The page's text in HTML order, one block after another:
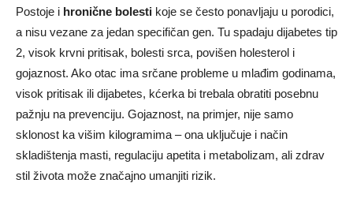
Postoje i hronične bolesti koje se često ponavljaju u porodici,
a nisu vezane za jedan specifičan gen. Tu spadaju dijabetes tip
2, visok krvni pritisak, bolesti srca, povišen holesterol i
gojaznost. Ako otac ima srčane probleme u mlađim godinama,
visok pritisak ili dijabetes, kćerka bi trebala obratiti posebnu
pažnju na prevenciju. Gojaznost, na primjer, nije samo
sklonost ka višim kilogramima – ona uključuje i način
skladištenja masti, regulaciju apetita i metabolizam, ali zdrav
stil života može značajno umanjiti rizik.